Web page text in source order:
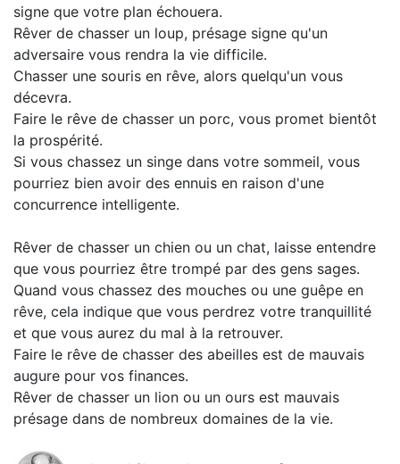
signe que votre plan échouera.
Rêver de chasser un loup, présage signe qu'un
adversaire vous rendra la vie difficile.
Chasser une souris en rêve, alors quelqu'un vous
décevra.
Faire le rêve de chasser un porc, vous promet bientôt
la prospérité.
Si vous chassez un singe dans votre sommeil, vous
pourriez bien avoir des ennuis en raison d'une
concurrence intelligente.
Rêver de chasser un chien ou un chat, laisse entendre
que vous pourriez être trompé par des gens sages.
Quand vous chassez des mouches ou une guêpe en
rêve, cela indique que vous perdrez votre tranquillité
et que vous aurez du mal à la retrouver.
Faire le rêve de chasser des abeilles est de mauvais
augure pour vos finances.
Rêver de chasser un lion ou un ours est mauvais
présage dans de nombreux domaines de la vie.